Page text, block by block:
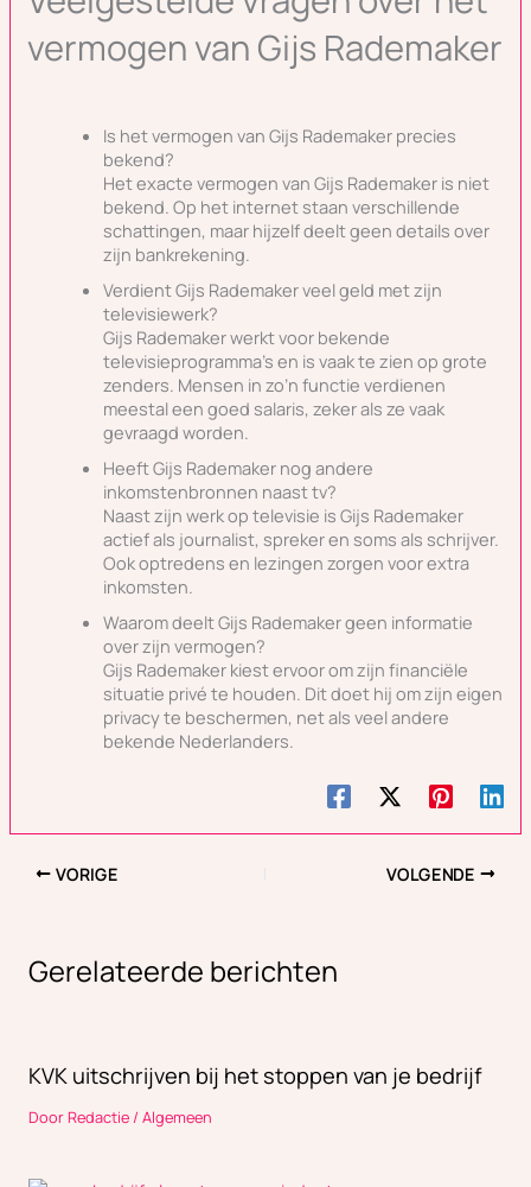
vermogen van Gijs Rademaker
Is het vermogen van Gijs Rademaker precies
bekend?
Het exacte vermogen van Gijs Rademaker is niet
bekend. Op het internet staan verschillende
schattingen, maar hijzelf deelt geen details over
zijn bankrekening.
Verdient Gijs Rademaker veel geld met zijn
televisiewerk?
Gijs Rademaker werkt voor bekende
televisieprogramma’s en is vaak te zien op grote
zenders. Mensen in zo’n functie verdienen
meestal een goed salaris, zeker als ze vaak
gevraagd worden.
Heeft Gijs Rademaker nog andere
inkomstenbronnen naast tv?
Naast zijn werk op televisie is Gijs Rademaker
actief als journalist, spreker en soms als schrijver.
Ook optredens en lezingen zorgen voor extra
inkomsten.
Waarom deelt Gijs Rademaker geen informatie
over zijn vermogen?
Gijs Rademaker kiest ervoor om zijn financiële
situatie privé te houden. Dit doet hij om zijn eigen
privacy te beschermen, net als veel andere
bekende Nederlanders.
VORIGE VOLGENDE
Gerelateerde berichten
KVK uitschrijven bij het stoppen van je bedrijf
DoorRedactie / Algemeen